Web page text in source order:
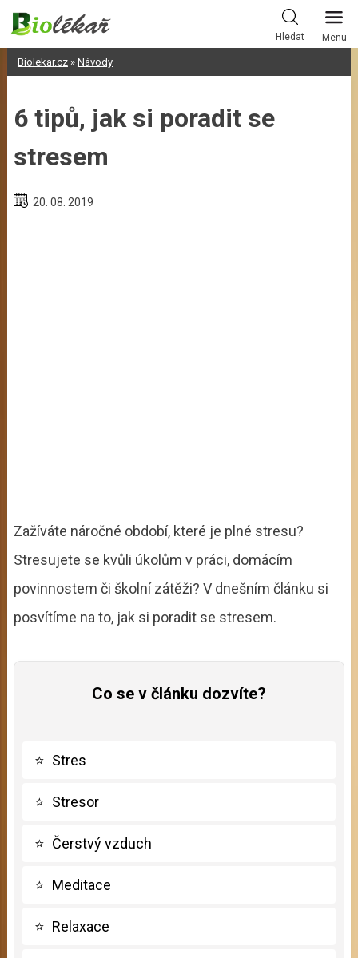
Skip
content
Hledat Menu
Biolekar.cz» Návody
6 tipů, jak si poradit se
stresem
20. 08. 2019
Zažíváte náročné období, které je plné stresu?
Stresujete se kvůli úkolům v práci, domácím
povinnostem či školní zátěži? V dnešním článku si
posvítíme na to, jak si poradit se stresem.
Co se v článku dozvíte?
⭐ Stres
⭐ Stresor
⭐ Čerstvý vzduch
⭐ Meditace
⭐ Relaxace